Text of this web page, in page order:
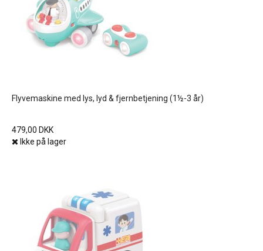
Flyvemaskine med lys, lyd & fjernbetjening (1½-3 år)
479,00 DKK
Ikke på lager